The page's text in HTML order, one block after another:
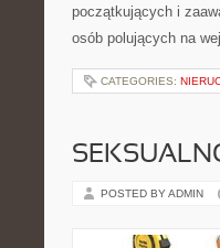
początkujących i
osób polujących na
CATEGORIES:
POSTED BY ADMIN